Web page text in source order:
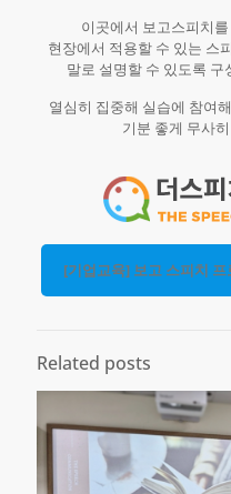
이곳에서 보고스피치
현장에서 적용할 수 있는 스
말로 설명할 수 있도록
열심히 집중해 실습에 참여
기분 좋게 무사
[기업교육] 보고 스피치 프
Related posts